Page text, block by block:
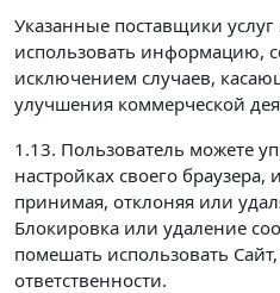
Указанные поставщики
использовать информацию,
исключением случаев,
улучшения коммерческой
1.13. Пользователь можете
настройках своего
принимая, отклоняя или
Блокировка или удаление
помешать использовать
ответственности.